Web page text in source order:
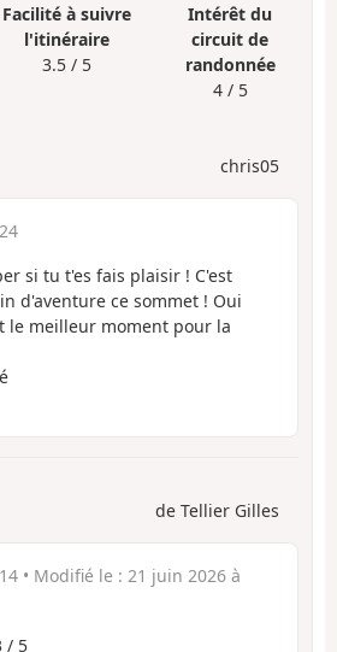
Facilité à suivre
l'itinéraire
3.5 / 5
Intérêt du
circuit de
randonnée
4 / 5
chris05
si tu t'es fais plaisir ! C'est
d'aventure ce sommet ! Oui
le meilleur moment pour la
de Tellier Gilles
• Modifié le : 21 juin 2026 à
/ 5